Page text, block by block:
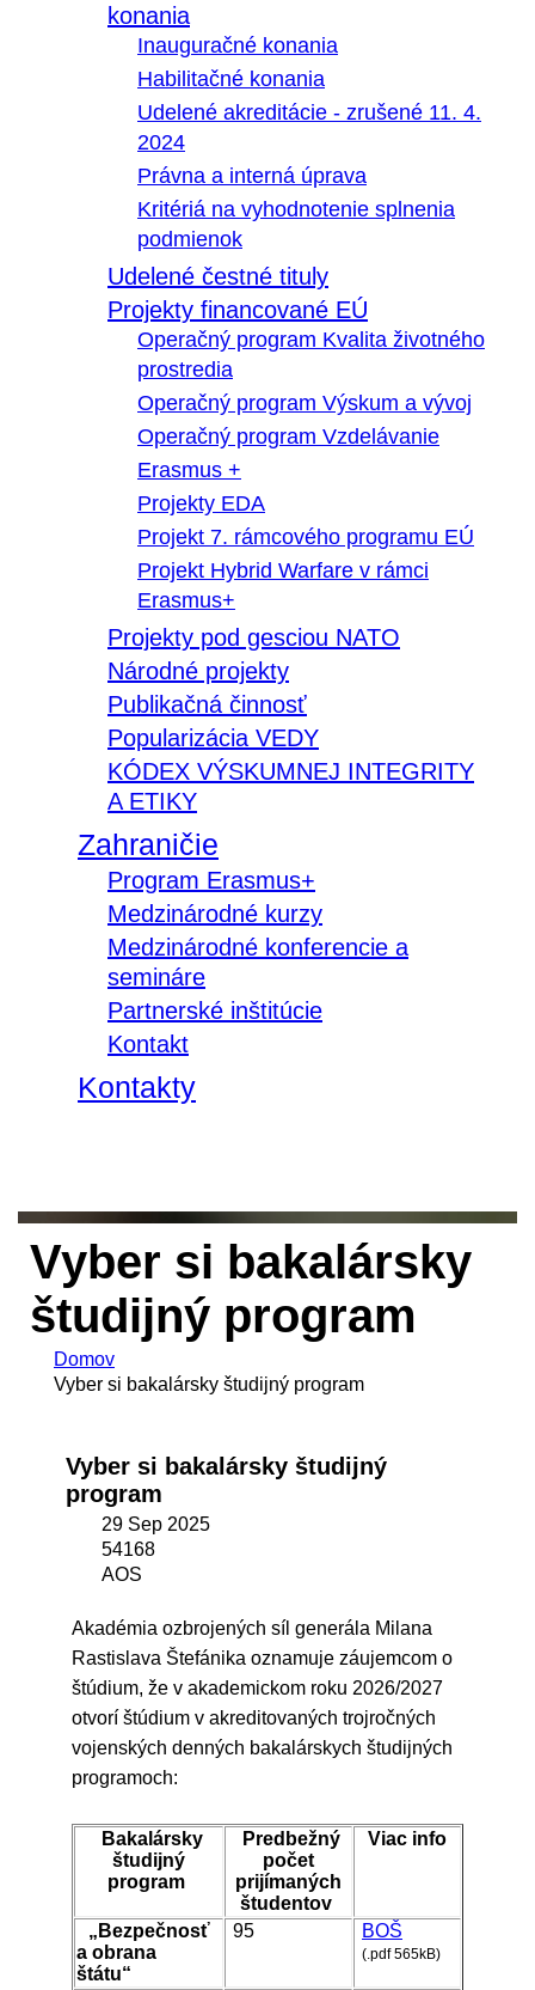
konania
Inauguračné konania
Habilitačné konania
Udelené akreditácie - zrušené 11. 4.
2024
Právna a interná úprava
Kritériá na vyhodnotenie splnenia
podmienok
Udelené čestné tituly
Projekty financované EÚ
Operačný program Kvalita životného
prostredia
Operačný program Výskum a vývoj
Operačný program Vzdelávanie
Erasmus +
Projekty EDA
Projekt 7. rámcového programu EÚ
Projekt Hybrid Warfare v rámci
Erasmus+
Projekty pod gesciou NATO
Národné projekty
Publikačná činnosť
Popularizácia VEDY
KÓDEX VÝSKUMNEJ INTEGRITY
A ETIKY
Zahraničie
Program Erasmus+
Medzinárodné kurzy
Medzinárodné konferencie a
semináre
Partnerské inštitúcie
Kontakt
Kontakty
Vyber si bakalársky
študijný program
Domov
Vyber si bakalársky študijný program
Vyber si bakalársky študijný
program
29 Sep 2025
54168
AOS
Akadémia ozbrojených síl generála Milana
Rastislava Štefánika oznamuje záujemcom o
štúdium, že v akademickom roku 2026/2027
otvorí štúdium v akreditovaných trojročných
vojenských denných bakalárskych študijných
programoch:
Bakalársky
študijný
program
Predbežný
počet
prijímaných
študentov
Viac info
„Bezpečnosť
a obrana
štátu“
95 BOŠ
(.pdf 565kB)